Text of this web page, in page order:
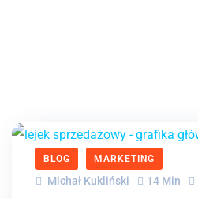
BLOG MARKETING
Michał Kukliński 14 Min